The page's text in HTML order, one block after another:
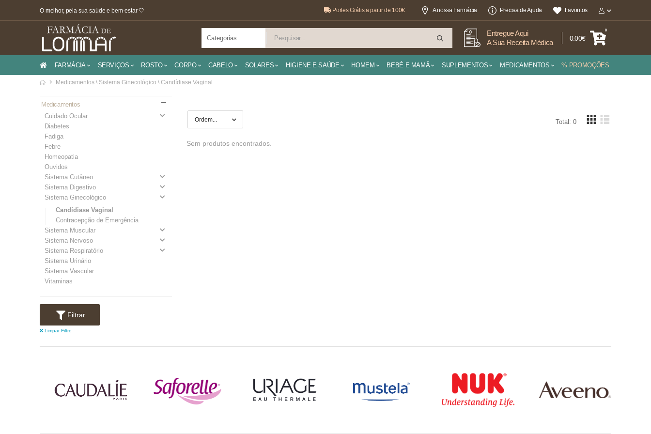
O melhor, pela sua saúde e bem-estar 🤍 Portes Grátis a partir de 100€ A nossa Farmácia Precisa de Ajuda Favoritos
Entregue Aqui
A Sua Receita Médica
0.00€
0
FARMÁCIA SERVIÇOS ROSTO CORPO CABELO SOLARES HIGIENE E SAÚDE HOMEM BEBÉ E MAMÃ SUPLEMENTOS MEDICAMENTOS % PROMOÇÕES
Medicamentos \ Sistema Ginecológico \ Candídiase Vaginal
Medicamentos
Cuidado Ocular
Diabetes
Fadiga
Febre
Homeopatia
Ouvidos
Sistema Cutâneo
Sistema Digestivo
Sistema Ginecológico
Candídiase Vaginal
Contracepção de Emergência
Sistema Muscular
Sistema Nervoso
Sistema Respiratório
Sistema Urinário
Sistema Vascular
Vitaminas
Filtrar
Limpar Filtro
Total: 0
Sem produtos encontrados.